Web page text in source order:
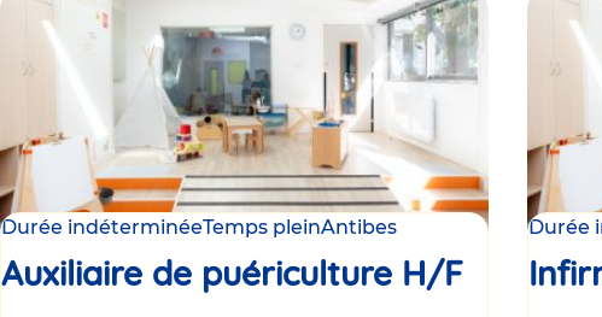
Durée indéterminéeTemps pleinAntibes
Auxiliaire de puériculture H/F
Durée